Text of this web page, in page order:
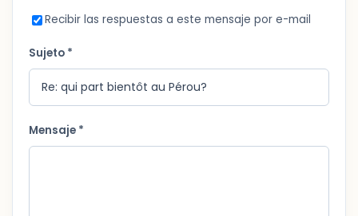
Recibir las respuestas a este mensaje por e-mail
Sujeto *
Mensaje *